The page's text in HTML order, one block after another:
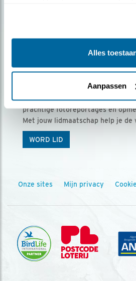
Alles
Aanpassen
Ontvang 5 x Vogels voor
Vogels is het tijdschrift voor onze
prachtige fotoreportages en
Met jouw lidmaatschap help je de
WORD LID
Onze sites Mijn privacy